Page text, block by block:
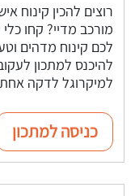
רוצים להכין קינוח
מורכב מדיי? קחו
לכם קינוח מדהים
להיכנס למתכון
למיקרוגל לדקה
כניסה למתכון